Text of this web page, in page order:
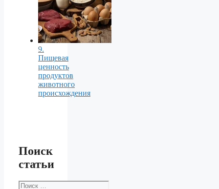
9.
Пищевая
ценность
продуктов
животного
происхождения
Поиск
статьи
Поиск: